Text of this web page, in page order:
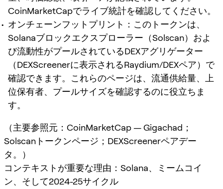
CoinMarketCapでライブ統計を確認してください。
オンチェーンフットプリント：このトークンは、
Solanaブロックエクスプローラー（Solscan）およ
び流動性がプールされているDEXアグリゲーター
（DEXScreenerに表示されるRaydium/DEXペア）で
確認できます。これらのページは、流通供給量、上
位保有者、プールサイズを確認するのに役立ちま
す。
（主要参照元：CoinMarketCap — Gigachad；
Solscanトークンページ；DEXScreenerペアデー
タ。）
コンテキストが重要な理由：Solana、ミームコイ
ン、そして2024-25サイクル